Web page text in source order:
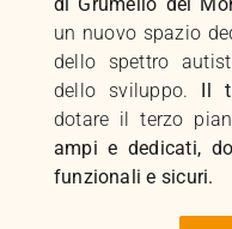
un nuovo spazio
dello spettro
dello sviluppo. Il
dotare il terzo
ampi e dedicati,
funzionali e sicuri.